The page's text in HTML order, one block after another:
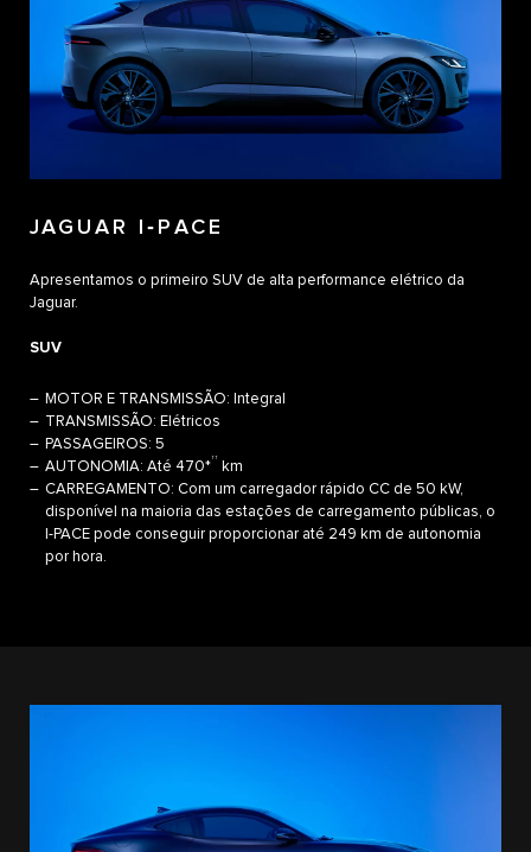
JAGUAR I‑PACE
Apresentamos o primeiro SUV de alta performance elétrico da
Jaguar.
SUV
MOTOR E TRANSMISSÃO: Integral
TRANSMISSÃO: Elétricos
PASSAGEIROS: 5
AUTONOMIA: Até 470*††
km
CARREGAMENTO: Com um carregador rápido CC de 50 kW,
disponível na maioria das estações de carregamento públicas, o
I-PACE pode conseguir proporcionar até 249 km de autonomia
por hora.